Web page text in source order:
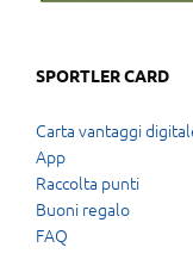
SPORTLER CARD
Carta vantaggi
App
Raccolta punti
Buoni regalo
FAQ